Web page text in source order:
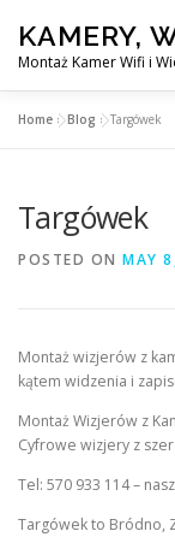
content
KAMERY,
Montaż Kamer Wifi i
MONTAŻ
Home »Blog »Targówek
Targówek
POSTED ON MAY
Montaż wizjerów z
kątem widzenia i
Montaż Wizjerów z
Cyfrowe wizjery z
Tel: 570 933 114 –
Targówek to Bródno,